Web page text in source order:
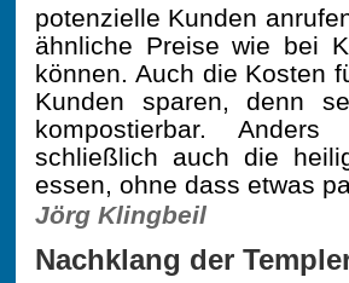
potenzielle Kunden
ähnliche Preise wie bei
können. Auch die Kosten
Kunden sparen, denn
kompostierbar.
schließlich auch die
essen, ohne dass etwas
Jörg Klingbeil
Nachklang der